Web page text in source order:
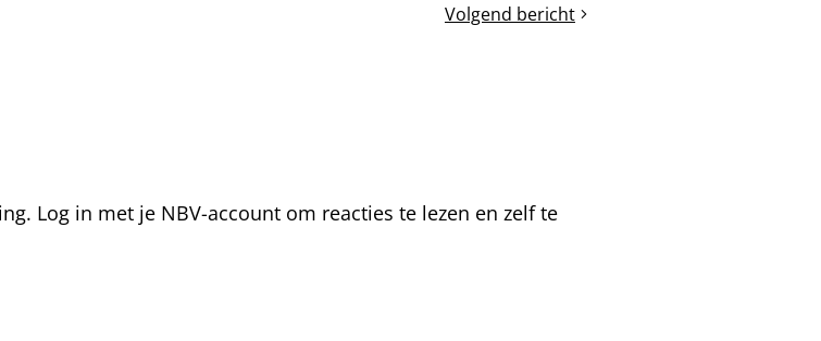
Volgend bericht
Volken
Log in met je NBV-account om reacties te lezen en zelf te